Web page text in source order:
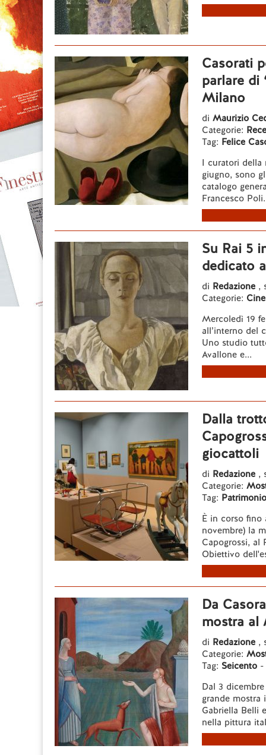
Casorati
parlare di
Milano
di Maurizio
Categorie:
Tag: Felice
I curatori della
giugno, sono
catalogo
Francesco
Su Rai 5
dedicato
di Redazione ,
Categorie:
Mercoledì 19
all’interno del
Uno studio
Avallone e...
Dalla
giocattoli
di Redazione ,
Categorie:
Tag: Patrimonio
È in corso fino
novembre) la
Capogrossi, al
Obiettivo
Da
mostra al
di Redazione ,
Categorie:
Tag: Seicento -
Dal 3
grande mostra
Gabriella Belli
nella pittura